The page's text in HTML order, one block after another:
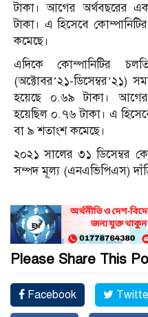
টাকা। আগের অর্থবছরের
টাকা। এ হিসেবে
কমেছে।
এদিকে কোম্পানিটির
(অক্টোবর’২১-ডিসেম্বর’২১)
হয়েছে ০.৬৯ টাকা।
হয়েছিল ০.৭৬ টাকা। এ
বা ৯ শতাংশ কমেছে।
২০২১ সালের ৩১ ডিসেম্বর
সম্পদ মূল্য (এনএভিপিএস)
Please Share This
Facebook